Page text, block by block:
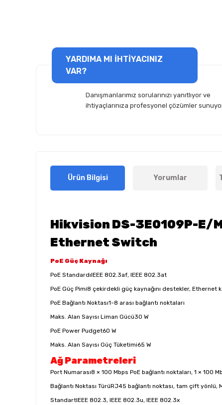
YARDIMA MI İHTİYACINIZ
VAR?
Danışmanlarımız sorularınızı yanıtlıyor ve
ihtiyaçlarınıza profesyonel çözümler
Ürün Bilgisi Yorumlar
Hikvision DS-3E0109P-E/
Ethernet Switch
PoE Güç Kaynağı
PoE StandardıIEEE 802.3af, IEEE 802.3at
PoE Güç Pimi8 çekirdekli güç kaynağını destekler,
PoE Bağlantı Noktası1-8 arası bağlantı noktaları
Maks. Alan Sayısı Liman Gücü30 W
PoE Power Pudget60 W
Maks. Alan Sayısı Güç Tüketimi65 W
Ağ Parametreleri
Port Numarası8 × 100 Mbps PoE bağlantı noktaları, 1 × 100
Bağlantı Noktası TürüRJ45 bağlantı noktası, tam çift yönlü,
StandartIEEE 802.3, IEEE 802.3u, IEEE 802.3x